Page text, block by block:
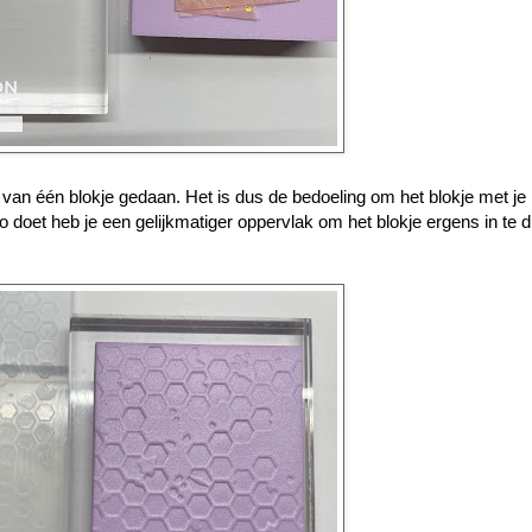
één blokje gedaan. Het is dus de bedoeling om het blokje met je
heb je een gelijkmatiger oppervlak om het blokje ergens in te